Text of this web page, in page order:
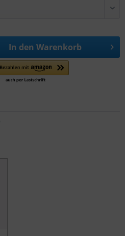
In den Warenkorb